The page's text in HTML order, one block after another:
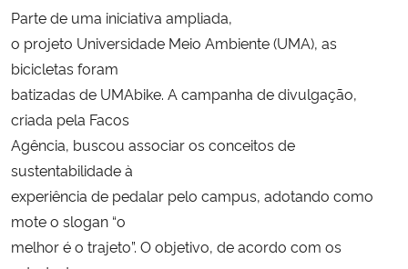
Parte de uma iniciativa ampliada,
o projeto Universidade Meio Ambiente (UMA), as
bicicletas foram
batizadas de UMAbike. A campanha de divulgação,
criada pela Facos
Agência, buscou associar os conceitos de
sustentabilidade à
experiência de pedalar pelo campus, adotando como
mote o slogan “o
melhor é o trajeto”. O objetivo, de acordo com os